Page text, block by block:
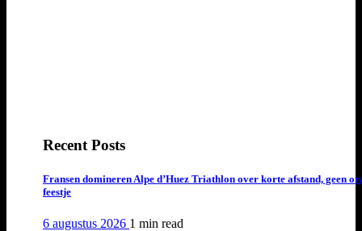
Recent Posts
Fransen domineren Alpe d’Huez Triathlon over korte afstand, geen
feestje
6 augustus 2026 1 min read